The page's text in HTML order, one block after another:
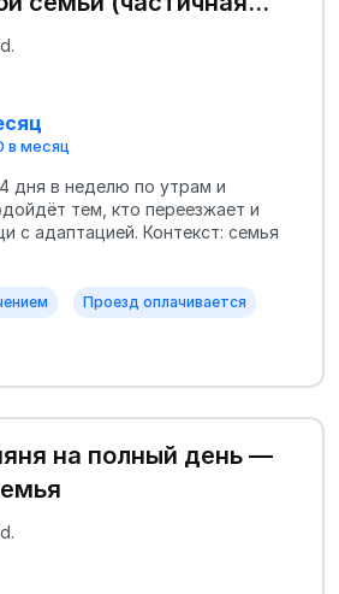
в месяц
дня в неделю по утрам и
тем, кто переезжает и
с адаптацией. Контекст: семья
Проезд оплачивается
на полный день —